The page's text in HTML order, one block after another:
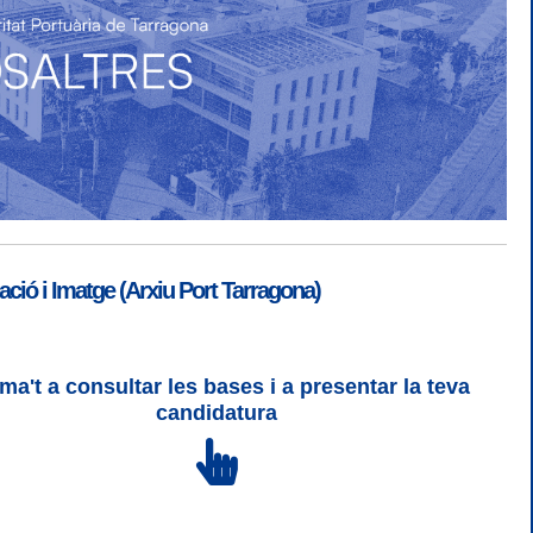
| Desconnectar
| CSS 3 | WCAG 2 i WW3C
i Imatge (Arxiu Port Tarragona)
a consultar les bases i a presentar la teva
candidatura